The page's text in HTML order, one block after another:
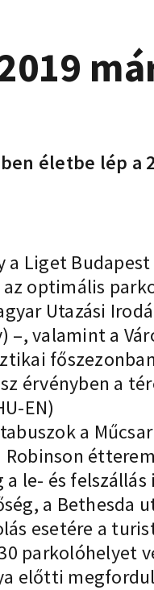
életbe lép a
Liget
optimális
Utazási
–, valamint a
érvényben a
EN)
a
le- és
a Bethesda
esetére a
parkolóhelyet
előtti